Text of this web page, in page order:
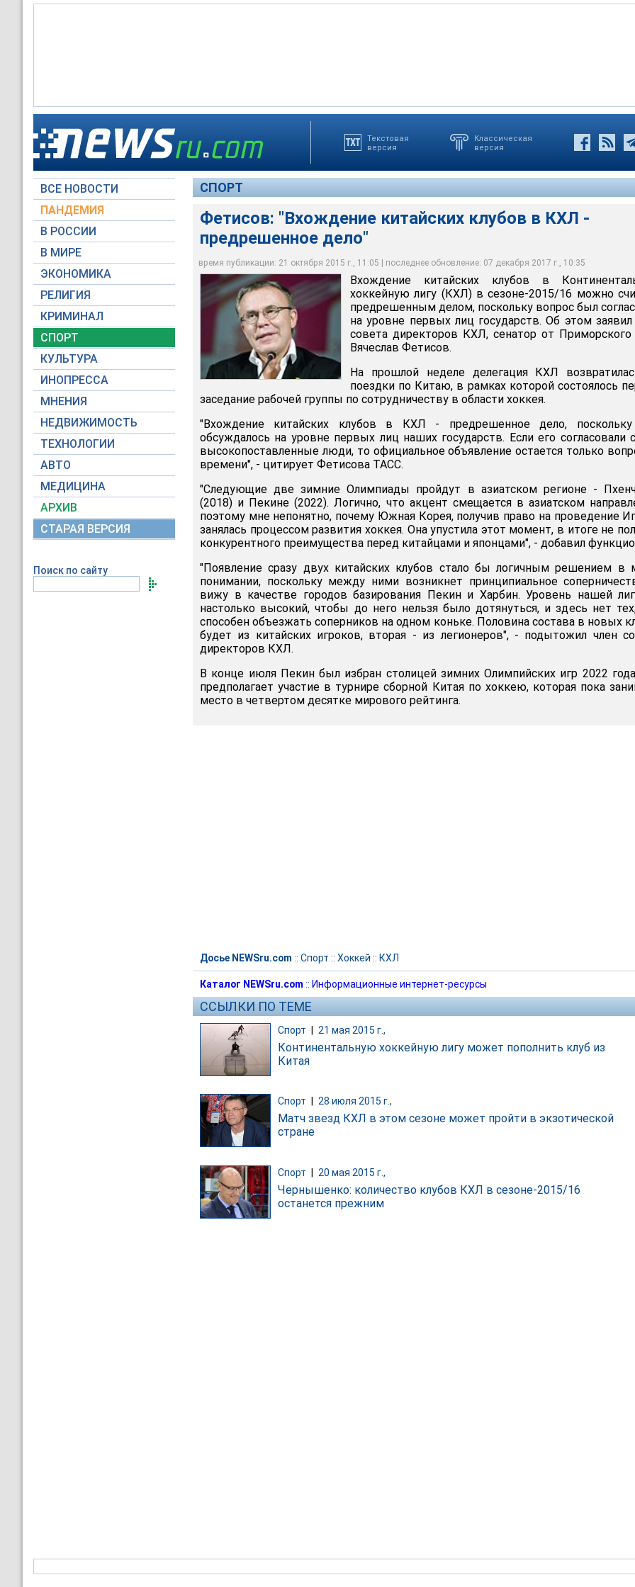
Текстовая
версия
Классическая
версия
ВСЕ НОВОСТИ
ПАНДЕМИЯ
В РОССИИ
В МИРЕ
ЭКОНОМИКА
РЕЛИГИЯ
КРИМИНАЛ
СПОРТ
КУЛЬТУРА
ИНОПРЕССА
МНЕНИЯ
НЕДВИЖИМОСТЬ
ТЕХНОЛОГИИ
АВТО
МЕДИЦИНА
АРХИВ
СТАРАЯ ВЕРСИЯ
Поиск по сайту
СПОРТ
Фетисов: "Вхождение китайских клубов в КХЛ -
предрешенное дело"
время публикации: 21 октября 2015 г., 11:05 | последнее обновление: 07 декабря 2017 г., 10:35
Фетисов: "Вхождение китайских клубов в КХЛ - предрешенное дело"
Russian Look
Вхождение китайских клубов в
хоккейную лигу (КХЛ) в сезоне-2015/16 можно
предрешенным делом, поскольку вопрос был
на уровне первых лиц государств. Об этом заявил
совета директоров КХЛ, сенатор от Приморского
Вячеслав Фетисов.
На прошлой неделе делегация КХЛ
поездки по Китаю, в рамках которой состоялось
заседание рабочей группы по сотрудничеству в области хоккея.
"Вхождение китайских клубов в КХЛ - предрешенное дело,
обсуждалось на уровне первых лиц наших государств. Если его согласовали
высокопоставленные люди, то официальное объявление остается только
времени", - цитирует Фетисова ТАСС.
"Следующие две зимние Олимпиады пройдут в азиатском регионе -
(2018) и Пекине (2022). Логично, что акцент смещается в азиатском
поэтому мне непонятно, почему Южная Корея, получив право на проведение
занялась процессом развития хоккея. Она упустила этот момент, в итоге не
конкурентного преимущества перед китайцами и японцами", - добавил
"Появление сразу двух китайских клубов стало бы логичным решением в
понимании, поскольку между ними возникнет принципиальное
вижу в качестве городов базирования Пекин и Харбин. Уровень нашей
настолько высокий, чтобы до него нельзя было дотянуться, и здесь нет
способен объезжать соперников на одном коньке. Половина состава в новых
будет из китайских игроков, вторая - из легионеров", - подытожил член
директоров КХЛ.
В конце июля Пекин был избран столицей зимних Олимпийских игр 2022
предполагает участие в турнире сборной Китая по хоккею, которая пока
место в четвертом десятке мирового рейтинга.
Досье NEWSru.com :: Спорт :: Хоккей :: КХЛ
Каталог NEWSru.com :: Информационные интернет-ресурсы
ССЫЛКИ ПО ТЕМЕ
Спорт 21 мая 2015 г.,
Континентальную хоккейную лигу может пополнить клуб из
Китая
Спорт 28 июля 2015 г.,
Матч звезд КХЛ в этом сезоне может пройти в экзотической
стране
Спорт | 20 мая 2015 г.,
Чернышенко: количество клубов КХЛ в сезоне-2015/16
останется прежним